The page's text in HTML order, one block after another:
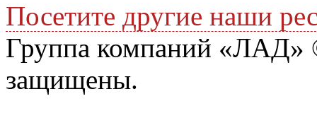
Посетите другие наши
Группа компаний «ЛАД»
защищены.